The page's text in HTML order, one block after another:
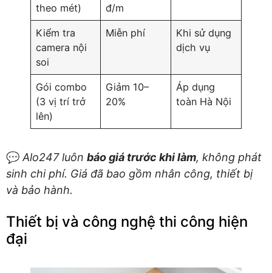
theo mét)
đ/m
Kiểm tra
camera nội
soi
Miễn phí
Khi sử dụng
dịch vụ
Gói combo
(3 vị trí trở
lên)
Giảm 10–
20%
Áp dụng
toàn Hà Nội
💬 Alo247 luôn báo giá trước khi làm, không phát
sinh chi phí. Giá đã bao gồm nhân công, thiết bị
và bảo hành.
Thiết bị và công nghệ thi công hiện
đại